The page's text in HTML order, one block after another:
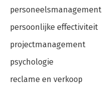
personeelsmanagement
persoonlijke effectiviteit
projectmanagement
psychologie
reclame en verkoop